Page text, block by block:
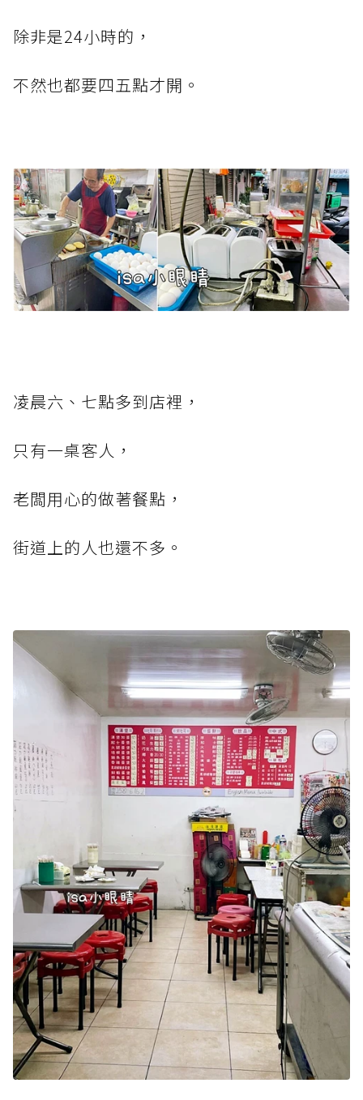
除非是24小時的，
不然也都要四五點才開。
凌晨六、七點多到店裡，
只有一桌客人，
老闆用心的做著餐點，
街道上的人也還不多。